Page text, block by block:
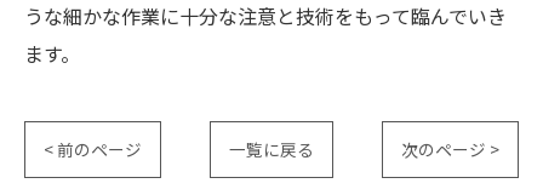
うな細かな作業に十分な注意と技術をもって臨んでいき
ます。
< 前のページ 一覧に戻る 次のページ >